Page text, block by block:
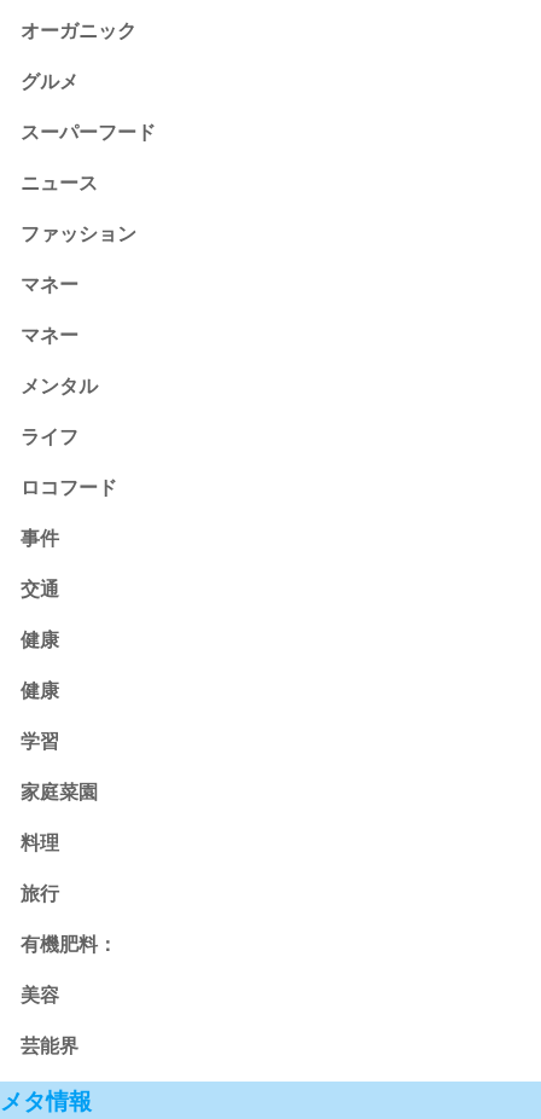
オーガニック
グルメ
スーパーフード
ニュース
ファッション
マネー
マネー
メンタル
ライフ
ロコフード
事件
交通
健康
健康
学習
家庭菜園
料理
旅行
有機肥料：
美容
芸能界
メタ情報